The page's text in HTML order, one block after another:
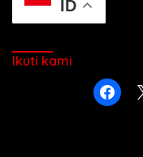
ID
Ikuti kami
facebook